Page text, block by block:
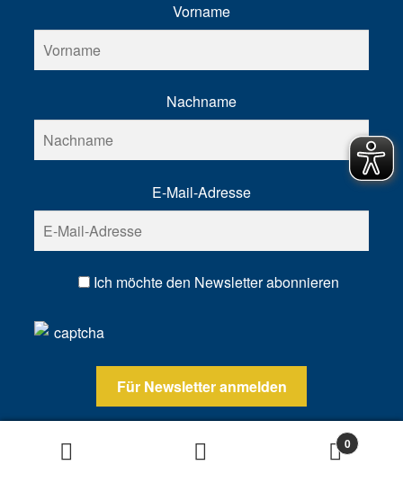
Vorname
Nachname
E-Mail-Adresse
Ich möchte den Newsletter abonnieren
0